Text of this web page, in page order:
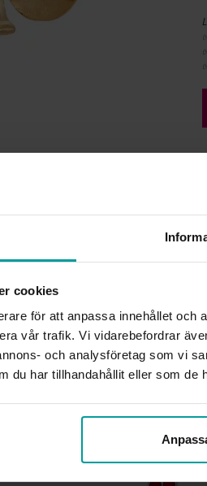
cookies
för att anpassa innehållet och
vår trafik. Vi vidarebefordrar
och analysföretag som vi
du har tillhandahållit eller som
Liknande